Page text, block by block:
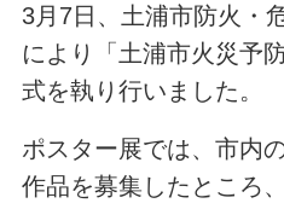
3月7日、土浦市防火・
により「土浦市火災予
式を執り行いました。
ポスター展では、市内
作品を募集したところ